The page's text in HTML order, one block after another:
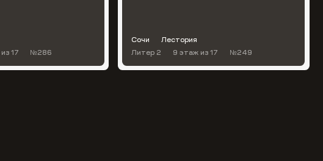
из 17 №286
Сочи
Лестория
Литер 2
9 этаж из 17 №249